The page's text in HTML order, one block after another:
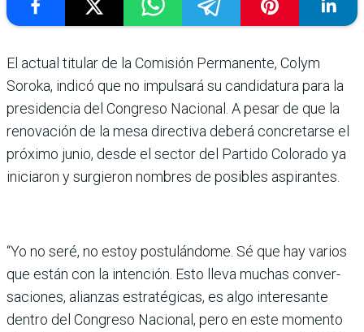
El actual titular de la Comisión Permanente, Colym
Soroka, indicó que no impulsará su candida­tura para la
presidencia del Congreso Nacional. A pesar de que la
renovación de la mesa directiva deberá con­cretarse el
próximo junio, desde el sector del Partido Colorado ya
iniciaron y sur­gieron nombres de posibles aspirantes.
“Yo no seré, no estoy pos­tulándome. Sé que hay varios
que están con la intención. Esto lleva muchas conver­
saciones, alianzas estratégi­cas, es algo interesante
den­tro del Congreso Nacional, pero en este momento